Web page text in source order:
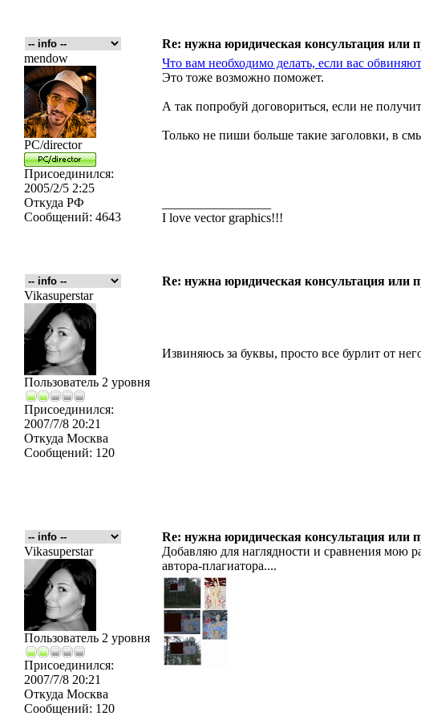
Re: нужна юридическая консультация или
mendow
PC/director
Присоединился:
2005/2/5 2:25
Откуда РФ
Сообщений: 4643
Что вам необходимо делать, если вас
Это тоже возможно поможет.
А так попробуй договориться, если не
Только не пиши больше такие заголовки, в
I love vector graphics!!!
Re: нужна юридическая консультация или
Vikasuperstar
Пользователь 2 уровня
Присоединился:
2007/7/8 20:21
Откуда Москва
Сообщений: 120
Извиняюсь за буквы, просто все бурлит от
Re: нужна юридическая консультация или
Vikasuperstar
Пользователь 2 уровня
Присоединился:
2007/7/8 20:21
Откуда Москва
Сообщений: 120
Добавляю для наглядности и сравнения мою
автора-плагиатора....